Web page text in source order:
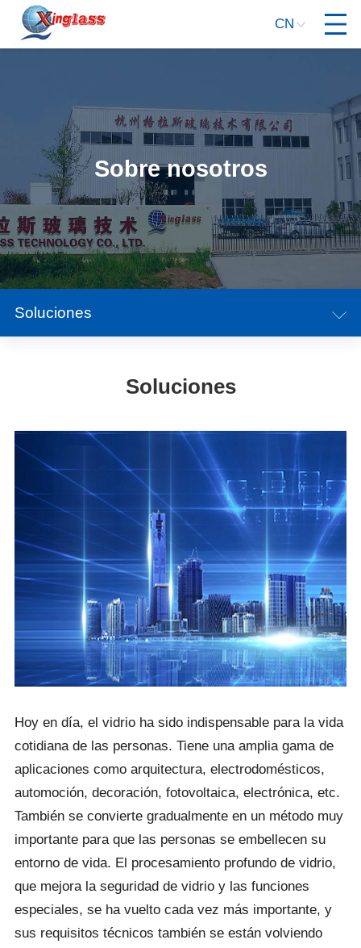
CN
Sobre nosotros
Soluciones
Soluciones
Hoy en día, el vidrio ha sido indispensable para la vida
cotidiana de las personas. Tiene una amplia gama de
aplicaciones como arquitectura, electrodomésticos,
automoción, decoración, fotovoltaica, electrónica, etc.
También se convierte gradualmente en un método muy
importante para que las personas se embellecen su
entorno de vida. El procesamiento profundo de vidrio,
que mejora la seguridad de vidrio y las funciones
especiales, se ha vuelto cada vez más importante, y
sus requisitos técnicos también se están volviendo